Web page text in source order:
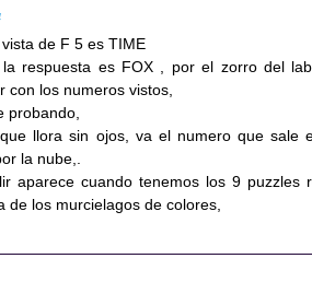
de F 5 es TIME
respuesta es FOX , por el zorro del
con los numeros vistos,
probando,
llora sin ojos, va el numero que sale
la nube,.
aparece cuando tenemos los 9 puzzles
de los murcielagos de colores,